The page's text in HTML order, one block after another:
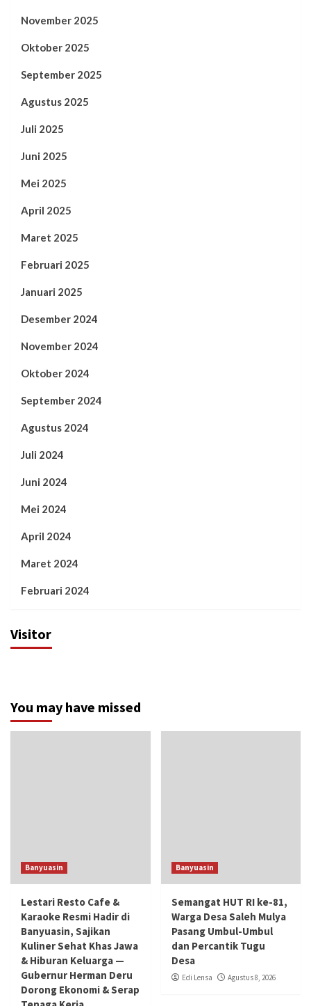
November 2025
Oktober 2025
September 2025
Agustus 2025
Juli 2025
Juni 2025
Mei 2025
April 2025
Maret 2025
Februari 2025
Januari 2025
Desember 2024
November 2024
Oktober 2024
September 2024
Agustus 2024
Juli 2024
Juni 2024
Mei 2024
April 2024
Maret 2024
Februari 2024
Visitor
You may have missed
Banyuasin
Lestari Resto Cafe &
Karaoke Resmi Hadir di
Banyuasin, Sajikan
Kuliner Sehat Khas Jawa
& Hiburan Keluarga —
Gubernur Herman Deru
Dorong Ekonomi & Serap
Banyuasin
Semangat HUT RI ke-81,
Warga Desa Saleh Mulya
Pasang Umbul-Umbul
dan Percantik Tugu
Desa
Edi Lensa Agustus 8, 2026